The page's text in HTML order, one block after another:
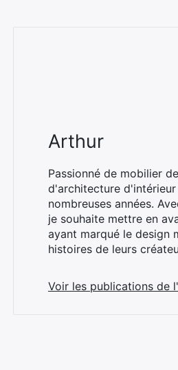
Arthur
Passionné de mobilier
d'architecture
nombreuses années.
je souhaite mettre en
ayant marqué le design
histoires de leurs
Voir les publications de